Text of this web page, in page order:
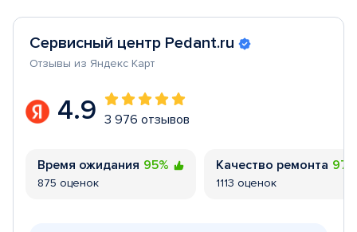
Сервисный центр Pedant.ru
Отзывы из Яндекс Карт
4.9 3 976 отзывов
Время ожидания 95%
875 оценок
Качество ремонта
1113 оценок